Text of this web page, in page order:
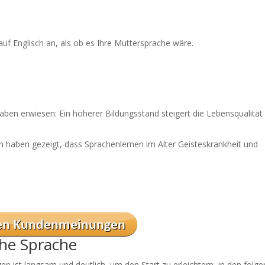
Englisch an, als ob es Ihre Muttersprache wäre.
erwiesen: Ein höherer Bildungsstand steigert die Lebensqualität
haben gezeigt, dass Sprachenlernen im Alter Geisteskrankheit und
Sprache